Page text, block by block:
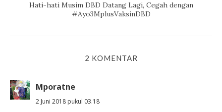
Hati-hati Musim DBD Datang Lagi, Cegah dengan
#Ayo3MplusVaksinDBD
2 KOMENTAR
Mporatne
2 Juni 2018 pukul 03.18